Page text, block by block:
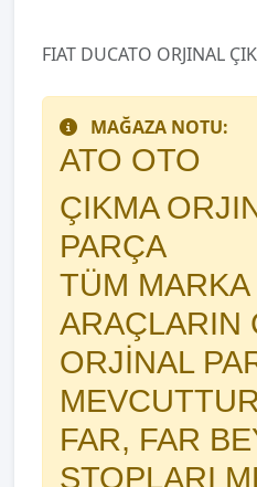
FIAT DUCATO ORJINAL
MAĞAZA NOTU:
ATO OTO
ÇIKMA
PARÇA
TÜM
ARAÇLARIN
ORJİNAL
FAR, FAR
STOPLARI